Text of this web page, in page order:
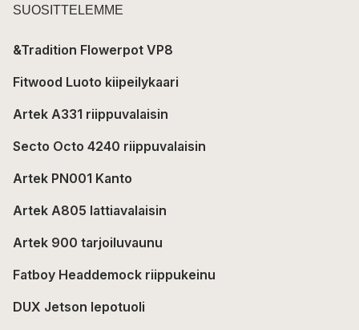
SUOSITTELEMME
&Tradition Flowerpot VP8
Fitwood Luoto kiipeilykaari
Artek A331 riippuvalaisin
Secto Octo 4240 riippuvalaisin
Artek PN001 Kanto
Artek A805 lattiavalaisin
Artek 900 tarjoiluvaunu
Fatboy Headdemock riippukeinu
DUX Jetson lepotuoli